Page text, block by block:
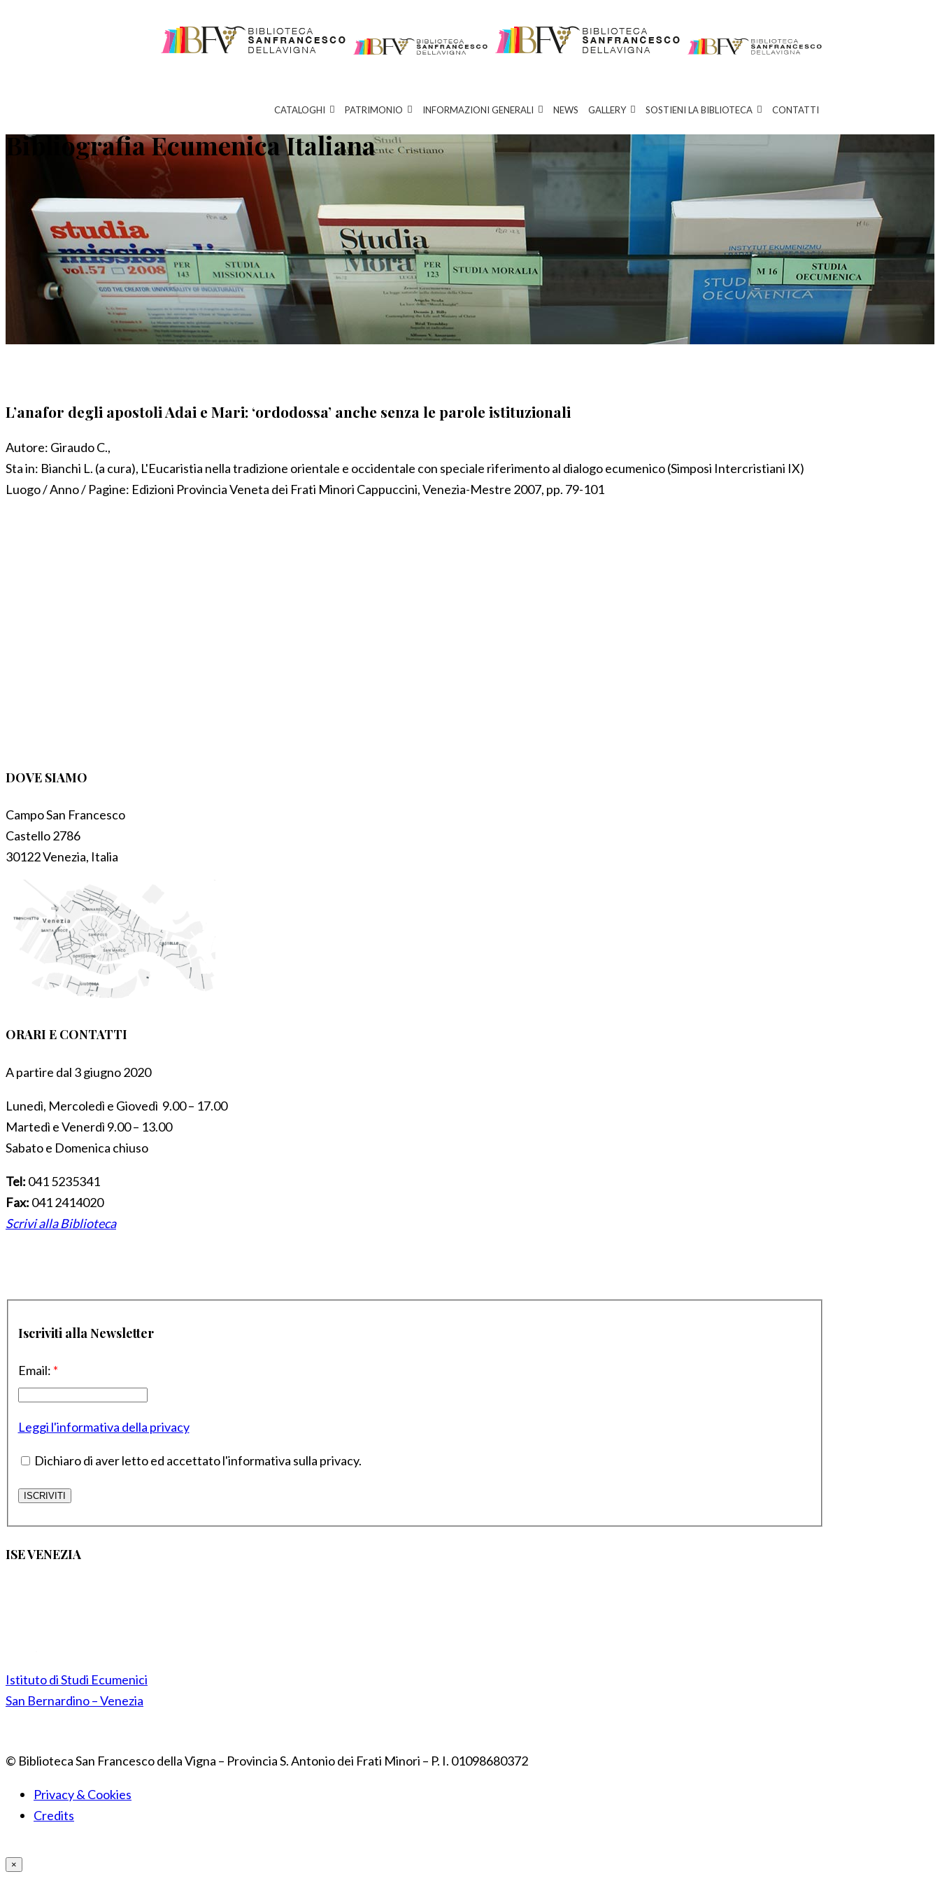
CATALOGHI PATRIMONIO INFORMAZIONI GENERALI NEWS GALLERY SOSTIENI LA BIBLIOTECA CONTATTI
Bibliografia Ecumenica Italiana
L’anafor degli apostoli Adai e Mari: ‘ordodossa’ anche senza le parole istituzionali
Autore: Giraudo C.,
Sta in: Bianchi L. (a cura), L'Eucaristia nella tradizione orientale e occidentale con speciale riferimento al dialogo ecumenico (Simposi Intercristiani IX)
Luogo / Anno / Pagine: Edizioni Provincia Veneta dei Frati Minori Cappuccini, Venezia-Mestre 2007, pp. 79-101
DOVE SIAMO
Campo San Francesco
Castello 2786
30122 Venezia, Italia
ORARI E CONTATTI
A partire dal 3 giugno 2020
Lunedì, Mercoledì e Giovedì 9.00 – 17.00
Martedì e Venerdì 9.00 – 13.00
Sabato e Domenica chiuso
Tel: 041 5235341
Fax: 041 2414020
Scrivi alla Biblioteca
Iscriviti alla Newsletter
Email: *
Leggi l'informativa della privacy
Dichiaro di aver letto ed accettato l'informativa sulla privacy.
ISE VENEZIA
Istituto di Studi Ecumenici
San Bernardino – Venezia
© Biblioteca San Francesco della Vigna – Provincia S. Antonio dei Frati Minori – P. I. 01098680372
Privacy & Cookies
Credits
×